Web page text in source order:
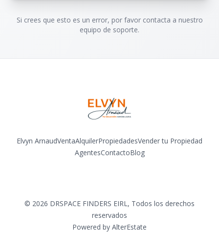
Si crees que esto es un error, por favor contacta a nuestro
equipo de soporte.
Elvyn ArnaudVentaAlquilerPropiedadesVender tu Propiedad
AgentesContactoBlog
© 2026 DRSPACE FINDERS EIRL, Todos los derechos
reservados
Powered by AlterEstate